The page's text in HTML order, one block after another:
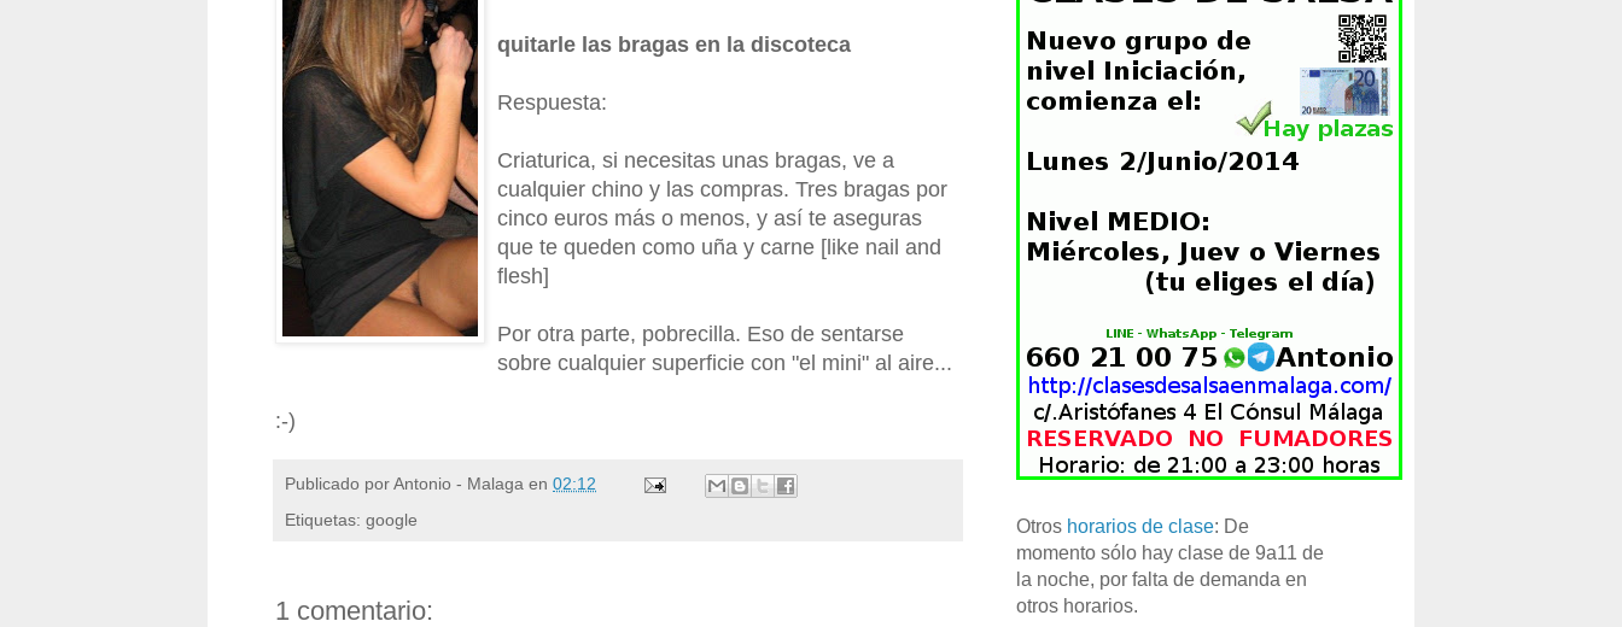
quitarle las bragas en la discoteca
Respuesta:
Criaturica, si necesitas unas bragas, ve a
cualquier chino y las compras. Tres bragas por
cinco euros más o menos, y así te aseguras
que te queden como uña y carne [like nail and
flesh]
Por otra parte, pobrecilla. Eso de sentarse
sobre cualquier superficie con "el mini" al aire...
:-)
Publicado porAntonio - Malaga en 02:12
Etiquetas: google
1 comentario:
Otros horarios de clase: De
momento sólo hay clase de 9a11 de
la noche, por falta de demanda en
otros horarios.